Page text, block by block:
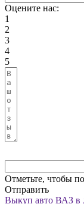
Оцените нас:
1
2
3
4
5
Отметьте, чтобы
Отправить
Выкуп авто ВАЗ в